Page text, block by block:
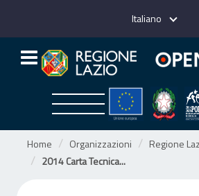
Italiano
Home Organizzazioni
Regione
2014 Carta Tecnica...